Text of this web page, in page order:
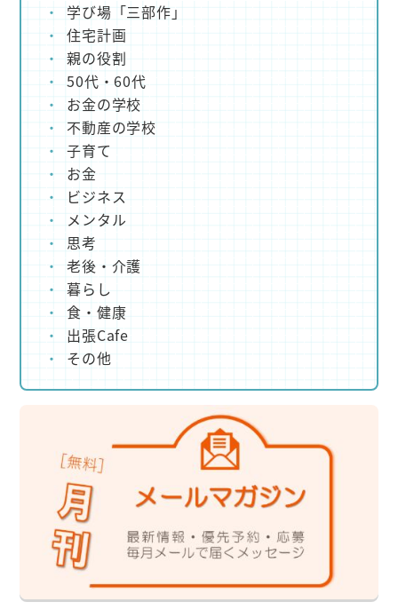
学び場「三部作」
住宅計画
親の役割
50代・60代
お金の学校
不動産の学校
子育て
お金
ビジネス
メンタル
思考
老後・介護
暮らし
食・健康
出張Cafe
その他